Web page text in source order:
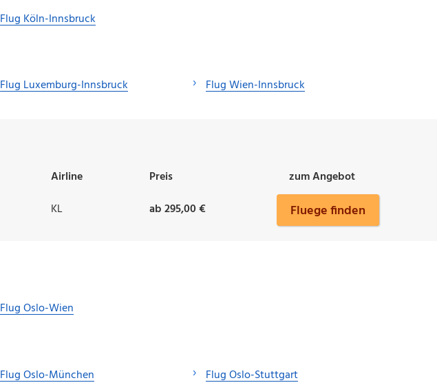
Flug Köln-Innsbruck
Flug Luxemburg-Innsbruck Flug Wien-Innsbruck
Airline Preis
zum Angebot
KL ab 295,00 € Fluege finden
Flug Oslo-Wien
Flug Oslo-München
Flug Oslo-Stuttgart